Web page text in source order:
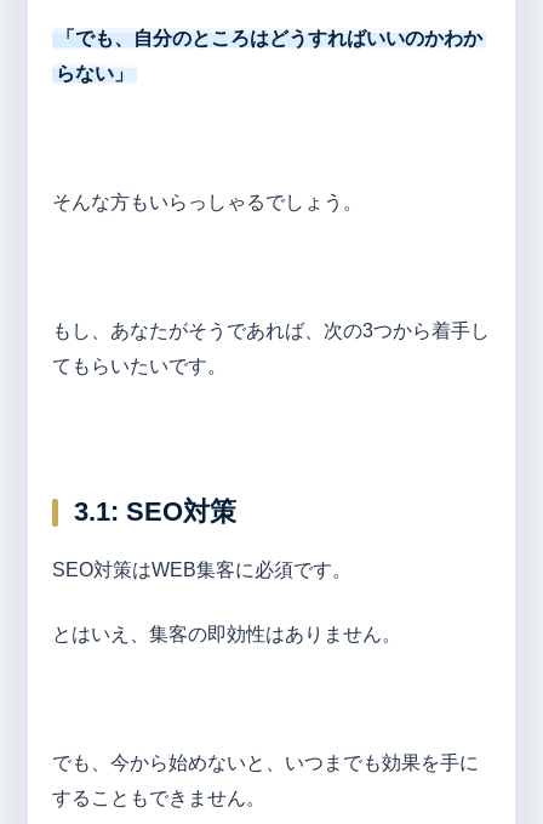
「でも、自分のところはどうすればいいのかわか
らない」
そんな方もいらっしゃるでしょう。
もし、あなたがそうであれば、次の3つから着手し
てもらいたいです。
3.1: SEO対策
SEO対策はWEB集客に必須です。
とはいえ、集客の即効性はありません。
でも、今から始めないと、いつまでも効果を手に
することもできません。